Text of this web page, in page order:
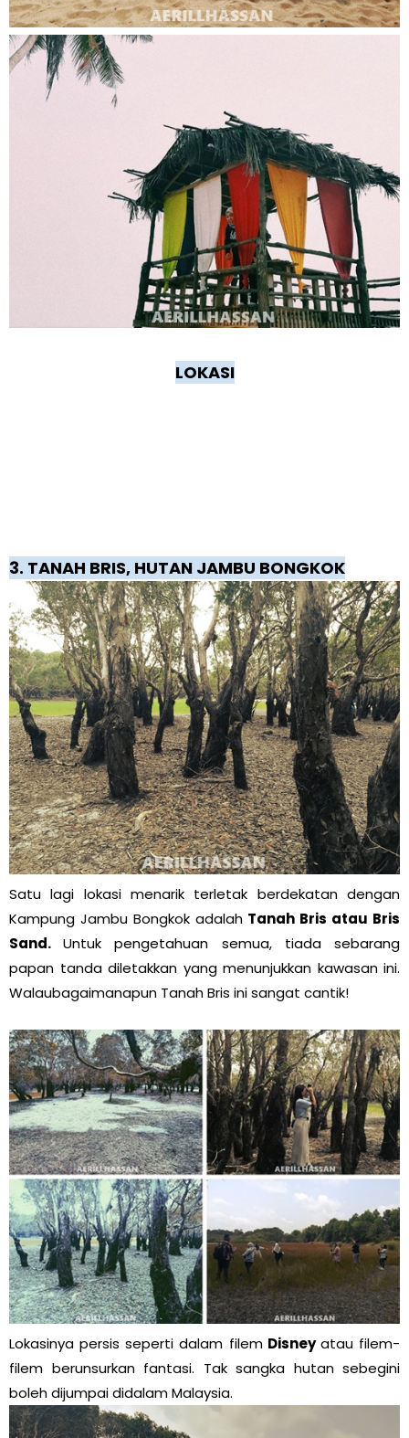
LOKASI
3. TANAH BRIS, HUTAN JAMBU BONGKOK
Satu lagi lokasi menarik terletak berdekatan dengan
Kampung Jambu Bongkok adalah Tanah Bris atau Bris
Sand.Untuk pengetahuan semua, tiada sebarang
papan tanda diletakkan yang menunjukkan kawasan ini.
Walaubagaimanapun Tanah Bris ini sangat cantik!
Lokasinya persis seperti dalam filemDisneyatau filem-
filem berunsurkan fantasi. Tak sangka hutan sebegini
boleh dijumpai didalam Malaysia.